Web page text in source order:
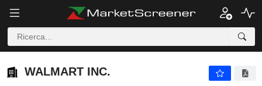
WALMART INC.
WALMART INC.